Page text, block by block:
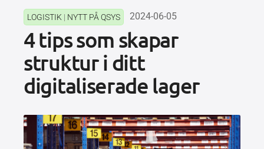
LOGISTIK | NYTT PÅ QSYS 2024-06-05
4 tips som skapar
struktur i ditt
digitaliserade lager